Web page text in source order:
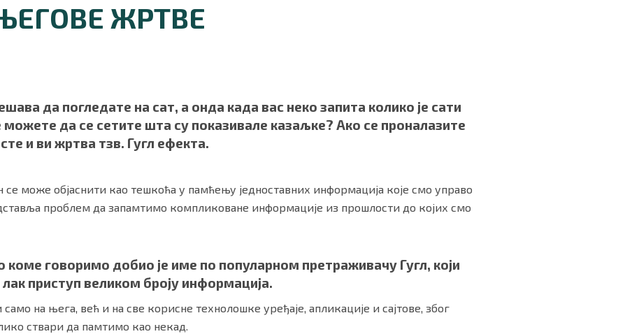
ЖРТВЕ
да погледате на сат, а онда када вас неко запита колико је сати
да се сетите шта су показивале казаљке? Ако се проналазите
и ви жртва тзв. Гугл ефекта.
може објаснити као тешкоћа у памћењу једноставних информација које смо управо
проблем да запамтимо компликоване информације из прошлости до којих смо
говоримо добио је име по популарном претраживачу Гугл, који
приступ великом броју информација.
на њега, већ и на све корисне технолошке уређаје, апликације и сајтове, због
ствари да памтимо као некад.
|О нама